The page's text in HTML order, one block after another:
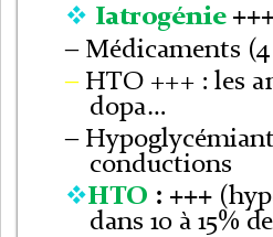
 Iatrogénie
– Médicaments (4
– HTO +++ : les
dopa…
–
conductions
HTO : +++
dans 10 à 15%